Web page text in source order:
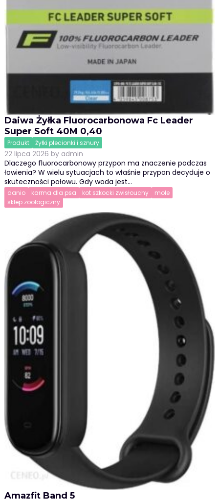
Daiwa Żyłka Fluorocarbonowa Fc Leader
Super Soft 40M 0,40
Produkt Żyłki plecionki i sznury
22 lipca 2026 by admin
Dlaczego fluorocarbonowy przypon ma znaczenie podczas
łowienia? W wielu sytuacjach to właśnie przypon decyduje o
skuteczności połowu. Gdy woda jest…
danio karma dla psa kot szkocki zwisłouchy
mole
sklep zoologiczny
Amazfit Band 5